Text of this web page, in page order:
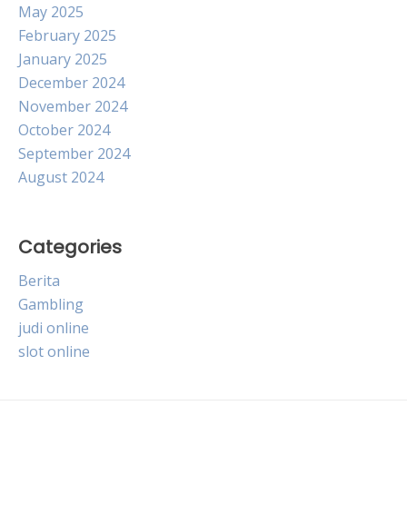
May 2025
February 2025
January 2025
December 2024
November 2024
October 2024
September 2024
August 2024
Categories
Berita
Gambling
judi online
slot online